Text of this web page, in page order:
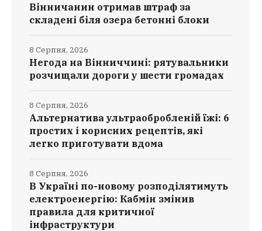
Вінничанин отримав штраф за
складені біля озера бетонні блоки
Негода на Вінниччині: рятувальники
розчищали дороги у шести громадах
8 Серпня, 2026
Альтернатива ультраобробленій їжі: 6
простих і корисних рецептів, які
легко приготувати вдома
8 Серпня, 2026
В Україні по-новому розподілятимуть
електроенергію: Кабмін змінив
правила для критичної
інфраструктури
8 Серпня, 2026